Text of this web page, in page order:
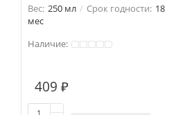
Вес: 250 мл Срок годности: 18
мес
Наличие:
409 ₽